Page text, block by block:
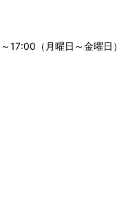
17:00（月曜日～金曜日）